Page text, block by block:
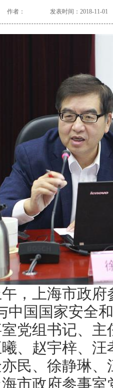
作者： 发表时间：2018-11-01
上海市政府
中国国家安全
室党组书记、
、赵宇梓、
民、徐静琳
市政府参事